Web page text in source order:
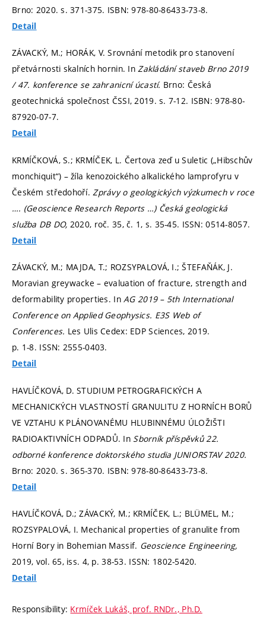
Brno: 2020.s. 371-375. ISBN: 978-80-86433-73-8.
Detail
ZÁVACKÝ, M.; HORÁK, V. Srovnání metodik pro stanovení
přetvárnosti skalních hornin. InZakládání staveb Brno 2019
/ 47. konference se zahranicní úcastí. Brno: Česká
geotechnická společnost ČSSI, 2019.s. 7-12. ISBN: 978-80-
87920-07-7.
Detail
KRMÍČKOVÁ, S.; KRMÍČEK, L. Čertova zeď u Suletic („Hibschův
monchiquit“) – žíla kenozoického alkalického lamprofyru v
Českém středohoří. Zprávy o geologických výzkumech v roce
…. (Geoscience Research Reports …) Česká geologická
služba DB DO, 2020, roč. 35, č. 1, s. 35-45. ISSN: 0514-8057.
Detail
ZÁVACKÝ, M.; MAJDA, T.; ROZSYPALOVÁ, I.; ŠTEFAŇÁK, J.
Moravian greywacke – evaluation of fracture, strength and
deformability properties. InAG 2019 – 5th International
Conference on Applied Geophysics. E3S Web of
Conferences. Les Ulis Cedex: EDP Sciences, 2019.
p. 1-8. ISSN: 2555-0403.
Detail
HAVLÍČKOVÁ, D. STUDIUM PETROGRAFICKÝCH A
MECHANICKÝCH VLASTNOSTÍ GRANULITU Z HORNÍCH BORŮ
VE VZTAHU K PLÁNOVANÉMU HLUBINNÉMU ÚLOŽIŠTI
RADIOAKTIVNÍCH ODPADŮ. In Sborník příspěvků 22.
odborné konference doktorského studia JUNIORSTAV 2020.
Brno: 2020.s. 365-370. ISBN: 978-80-86433-73-8.
Detail
HAVLÍČKOVÁ, D.; ZÁVACKÝ, M.; KRMÍČEK, L.; BLÜMEL, M.;
ROZSYPALOVÁ, I. Mechanical properties of granulite from
Horní Bory in Bohemian Massif. Geoscience Engineering,
2019, vol. 65, iss. 4, p. 38-53. ISSN: 1802-5420.
Detail
Responsibility: Krmíček Lukáš, prof. RNDr., Ph.D.